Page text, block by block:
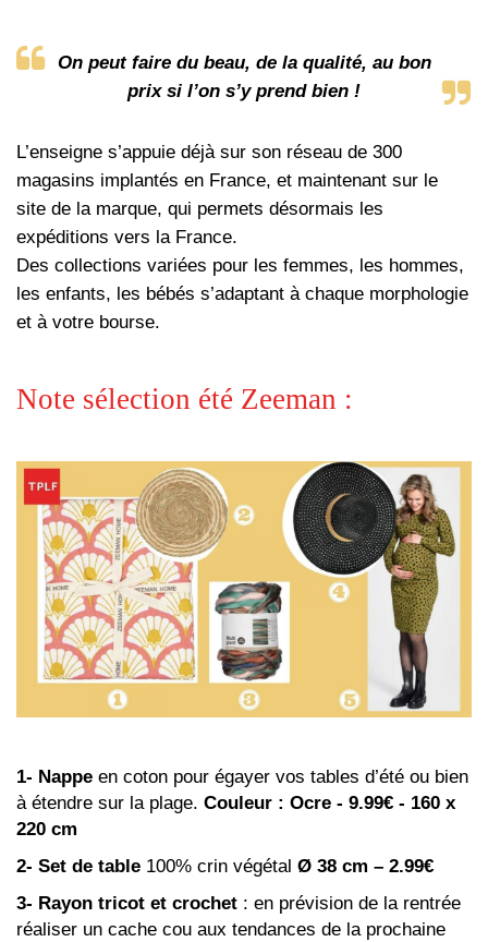
On peut faire du beau, de la qualité, au bon
prix si l’on s’y prend bien !
L’enseigne s’appuie déjà sur son réseau de 300
magasins implantés en France, et maintenant sur le
site de la marque, qui permets désormais les
expéditions vers la France.
Des collections variées pour les femmes, les hommes,
les enfants, les bébés s’adaptant à chaque morphologie
et à votre bourse.
Note sélection été Zeeman :
1- Nappe en coton pour égayer vos tables d’été ou bien
à étendre sur la plage. Couleur : Ocre - 9.99€ - 160 x
220 cm
2- Set de table 100% crin végétal Ø 38 cm – 2.99€
3- Rayon tricot et crochet : en prévision de la rentrée
réaliser un cache cou aux tendances de la prochaine